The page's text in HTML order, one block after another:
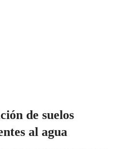
de suelos
al agua